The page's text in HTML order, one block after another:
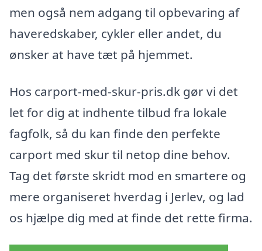
men også nem adgang til opbevaring af
haveredskaber, cykler eller andet, du
ønsker at have tæt på hjemmet.
Hos carport-med-skur-pris.dk gør vi det
let for dig at indhente tilbud fra lokale
fagfolk, så du kan finde den perfekte
carport med skur til netop dine behov.
Tag det første skridt mod en smartere og
mere organiseret hverdag i Jerlev, og lad
os hjælpe dig med at finde det rette firma.